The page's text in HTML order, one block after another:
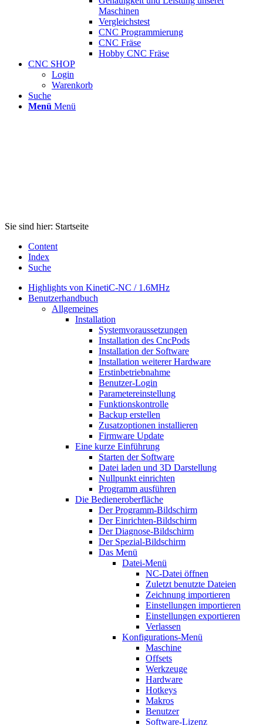
Maschinen
Vergleichstest
CNC Programmierung
CNC Fräse
Hobby CNC Fräse
CNC SHOP
Login
Warenkorb
Suche
Menü Menü
Sie sind hier: Startseite
Content
Index
Suche
Highlights von KinetiC-NC / 1.6MHz
Benutzerhandbuch
Allgemeines
Installation
Systemvoraussetzungen
Installation des CncPods
Installation der Software
Installation weiterer Hardware
Erstinbetriebnahme
Benutzer-Login
Parametereinstellung
Funktionskontrolle
Backup erstellen
Zusatzoptionen installieren
Firmware Update
Eine kurze Einführung
Starten der Software
Datei laden und 3D Darstellung
Nullpunkt einrichten
Programm ausführen
Die Bedieneroberfläche
Der Programm-Bildschirm
Der Einrichten-Bildschirm
Der Diagnose-Bildschirm
Der Spezial-Bildschirm
Das Menü
Datei-Menü
NC-Datei öffnen
Zuletzt benutzte Dateien
Zeichnung importieren
Einstellungen importieren
Einstellungen exportieren
Verlassen
Konfigurations-Menü
Maschine
Offsets
Werkzeuge
Hardware
Hotkeys
Makros
Benutzer
Software-Lizenz